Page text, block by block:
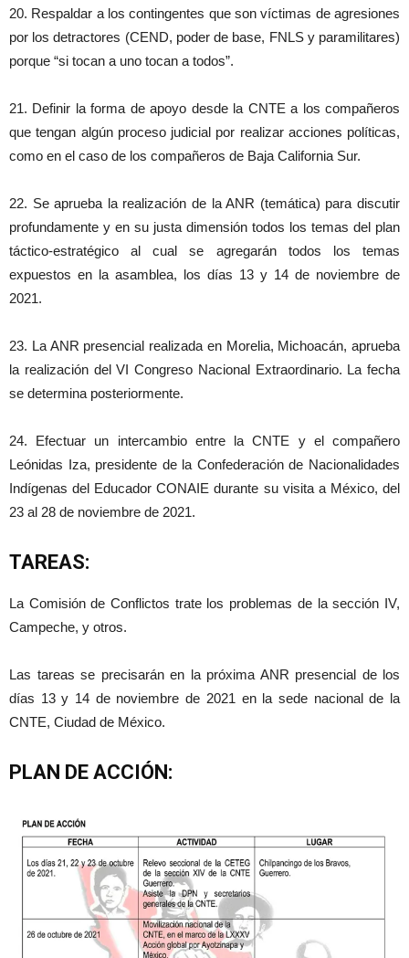
20. Respaldar a los contingentes que son víctimas de agresiones
por los detractores (CEND, poder de base, FNLS y paramilitares)
porque “si tocan a uno tocan a todos”.
21. Definir la forma de apoyo desde la CNTE a los compañeros
que tengan algún proceso judicial por realizar acciones políticas,
como en el caso de los compañeros de Baja California Sur.
22. Se aprueba la realización de la ANR (temática) para discutir
profundamente y en su justa dimensión todos los temas del plan
táctico-estratégico al cual se agregarán todos los temas
expuestos en la asamblea, los días 13 y 14 de noviembre de
2021.
23. La ANR presencial realizada en Morelia, Michoacán, aprueba
la realización del VI Congreso Nacional Extraordinario. La fecha
se determina posteriormente.
24. Efectuar un intercambio entre la CNTE y el compañero
Leónidas Iza, presidente de la Confederación de Nacionalidades
Indígenas del Educador CONAIE durante su visita a México, del
23 al 28 de noviembre de 2021.
TAREAS:
La Comisión de Conflictos trate los problemas de la sección IV,
Campeche, y otros.
Las tareas se precisarán en la próxima ANR presencial de los
días 13 y 14 de noviembre de 2021 en la sede nacional de la
CNTE, Ciudad de México.
PLAN DE ACCIÓN: